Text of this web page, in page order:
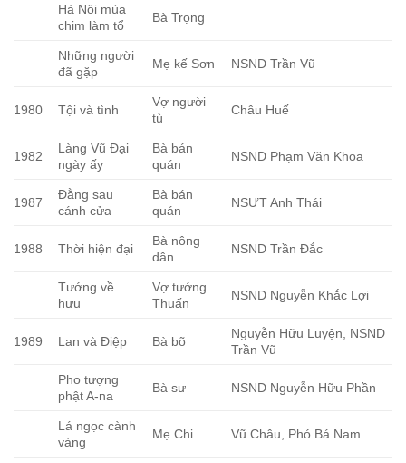
Hà Nội mùa
chim làm tổ
Bà Trọng
Những người
đã gặp
Mẹ kế Sơn NSND Trần Vũ
1980 Tội và tình
Vợ người
tù
Châu Huế
1982
Làng Vũ Đại
ngày ấy
Bà bán
quán
NSND Phạm Văn Khoa
1987
Đằng sau
cánh cửa
Bà bán
quán
NSƯT Anh Thái
1988 Thời hiện đại
Bà nông
dân
NSND Trần Đắc
Tướng về
hưu
Vợ tướng
Thuấn
NSND Nguyễn Khắc Lợi
1989 Lan và Điệp Bà bõ
Nguyễn Hữu Luyện, NSND
Trần Vũ
Pho tượng
phật A-na
Bà sư NSND Nguyễn Hữu Phần
Lá ngọc cành
vàng
Mẹ Chi Vũ Châu, Phó Bá Nam